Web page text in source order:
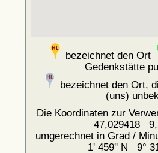
bezeichnet den Ort
Gedenkstätte
bezeichnet den Ort,
(uns)
Die Koordinaten zur
47,029418
umgerechnet in Grad /
1' 459'' N 9°